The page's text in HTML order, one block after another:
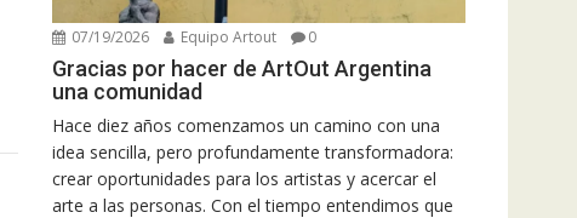
07/19/2026 Equipo Artout 0
Gracias por hacer de ArtOut Argentina
una comunidad
Hace diez años comenzamos un camino con una
idea sencilla, pero profundamente transformadora:
crear oportunidades para los artistas y acercar el
arte a las personas. Con el tiempo entendimos que